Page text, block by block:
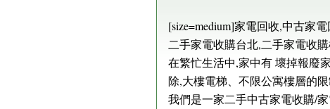
[size=medium]家電回收,中古家
二手家電收購台北,二手家電收
在繁忙生活中,家中有 壞掉報廢
除,大樓電梯、不限公寓樓層的
我們是一家二手中古家電收購/